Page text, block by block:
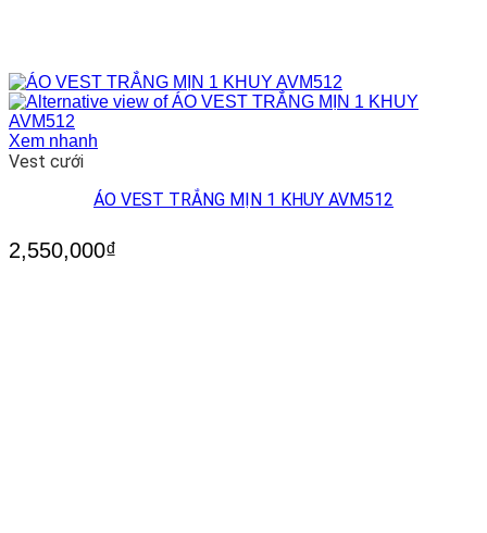
Xem nhanh
Vest cưới
ÁO VEST TRẮNG MỊN 1 KHUY AVM512
2,550,000₫